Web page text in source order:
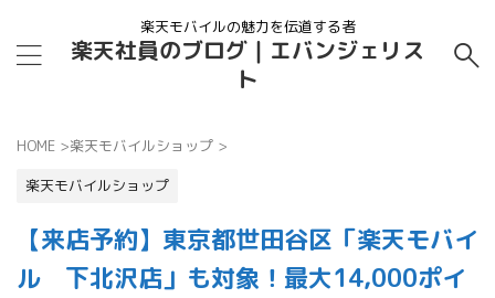
楽天モバイルの魅力を伝道する者
楽天社員のブログ｜エバンジェリス
ト
HOME >楽天モバイルショップ >
楽天モバイルショップ
【来店予約】東京都世田谷区「楽天モバイ
ル 下北沢店」も対象！最大14,000ポイ